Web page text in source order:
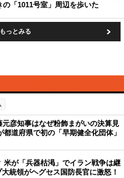
の「1011号室」周辺を歩いた
もっとみる
元彦知事はなぜ粉飾まがいの決算見
道府県で初の「早期健全化団体」
米が「兵器枯渇」でイラン戦争は継
統領がヘグセス国防長官に激怒！